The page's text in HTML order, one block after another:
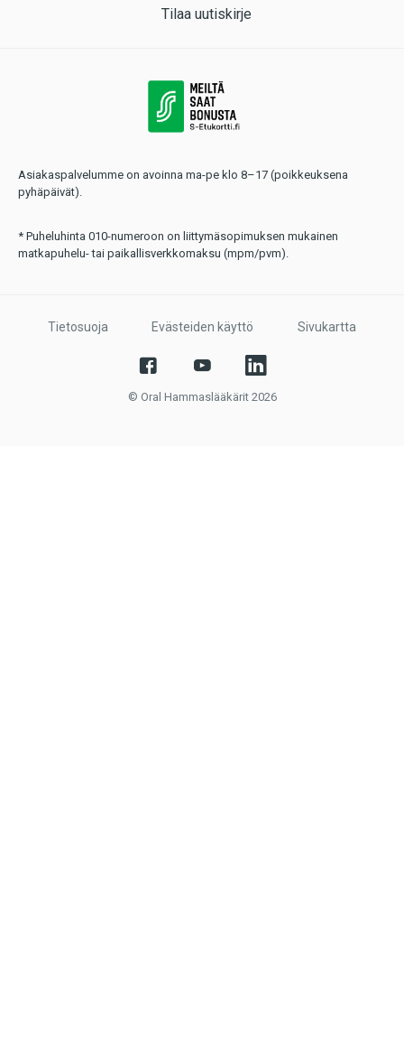
Tilaa uutiskirje
Asiakaspalvelumme on avoinna ma-pe klo 8–17 (poikkeuksena
pyhäpäivät).
* Puheluhinta 010-numeroon on liittymäsopimuksen mukainen
matkapuhelu- tai paikallisverkkomaksu (mpm/pvm).
Tietosuoja Evästeiden käyttö Sivukartta
© Oral Hammaslääkärit 2026